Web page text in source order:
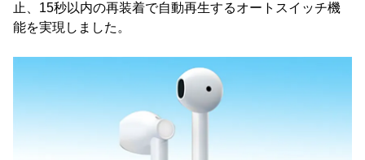
止、15秒以内の再装着で自動再生するオートスイッチ機
能を実現しました。